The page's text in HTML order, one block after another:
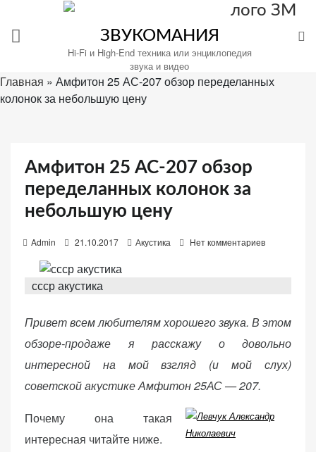
содержимому
ЗВУКОМАНИЯ
Hi-Fi и High-End техника или энциклопедия
звука и видео
Главная » Амфитон 25 АС-207 обзор переделанных
колонок за небольшую цену
Амфитон 25 АС-207 обзор
переделанных колонок за
небольшую цену
Admin
s
t
d
o
21.10.2017 Акустика Нет комментариев
ссср акустика
Привет всем любителям хорошего звука. В этом
обзоре-продаже я расскажу о довольно
интересной на мой взгляд (и мой слух)
советской акустике Амфитон 25АС — 207.
Почему она такая
интересная читайте ниже.
все»
для
Звукомания.